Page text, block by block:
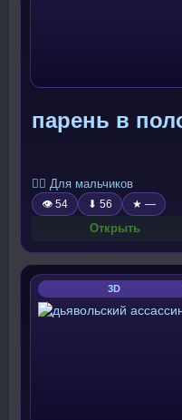
парень в
🧍‍♂️ Для мальчиков
👁 54 ⬇ 56 ★ —
Открыть
3D